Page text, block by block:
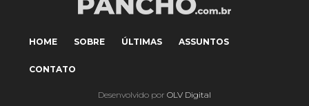
HOME SOBRE ÚLTIMAS ASSUNTOS
CONTATO
Desenvolvido por OLV Digital